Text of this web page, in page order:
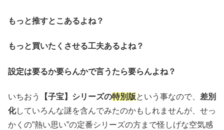
もっと推すとこあるよね？
もっと買いたくさせる工夫あるよね？
設定は要るか要らんかで言うたら要らんよね？
いちおう 【子宝】シリーズの特別版という事なので、 差別
化していろんな謎を含んでみたのかもしれませんが、せっ
かくの”熱い思い”の定番シリーズの方まで怪しげな空気感